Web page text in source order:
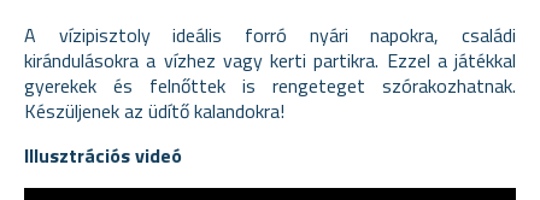
A vízipisztoly ideális forró nyári napokra, családi
kirándulásokra a vízhez vagy kerti partikra. Ezzel a játékkal
gyerekek és felnőttek is rengeteget szórakozhatnak.
Készüljenek az üdítő kalandokra!
Illusztrációs videó